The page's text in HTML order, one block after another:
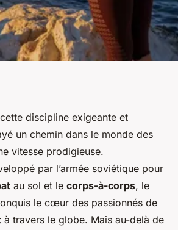
pratique du
peut-elle
réactivité et les
•4 min de lecture
discipline exigeante et
un chemin dans le monde des
vitesse prodigieuse.
par l’armée soviétique pour
au sol et le corps-à-corps, le
le cœur des passionnés de
à travers le globe. Mais au-delà de